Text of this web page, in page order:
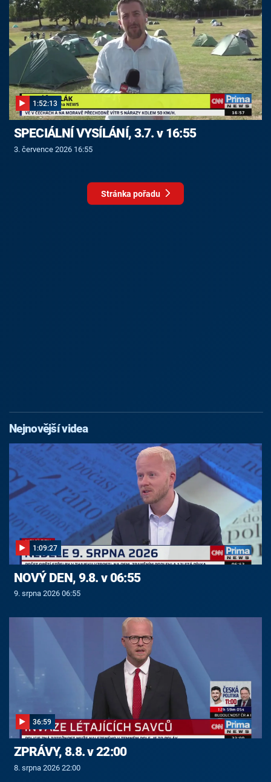
1:52:13
SPECIÁLNÍ VYSÍLÁNÍ, 3.7. v 16:55
3. července 2026 16:55
Stránka pořadu
Nejnovější videa
1:09:27
NOVÝ DEN, 9.8. v 06:55
9. srpna 2026 06:55
36:59
ZPRÁVY, 8.8. v 22:00
8. srpna 2026 22:00